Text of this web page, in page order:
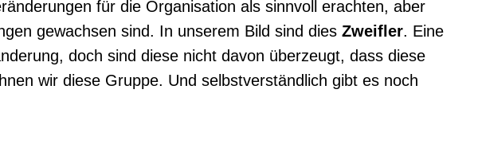
für die Organisation als sinnvoll erachten, aber
gewachsen sind. In unserem Bild sind dies Zweifler. Eine
doch sind diese nicht davon überzeugt, dass diese
wir diese Gruppe. Und selbstverständlich gibt es noch